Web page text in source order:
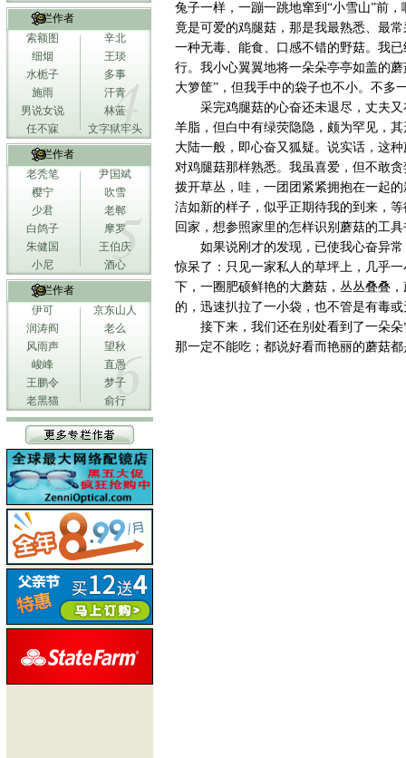
专栏作者
索额图
辛北
细烟
王琰
水栀子
多事
施雨
汗青
男说女说
林蓝
任不寐
文字狱牢头
专栏作者
老秃笔
尹国斌
樱宁
吹雪
少君
老郸
白鸽子
摩罗
朱健国
王伯庆
小尼
酒心
专栏作者
伊可
京东山人
润涛阎
老么
风雨声
望秋
峻峰
直愚
王鹏令
梦子
老黑猫
俞行
兔子一样，一蹦一跳地窜到“小雪山”前
竟是可爱的鸡腿菇，那是我最熟悉、最
一种无毒、能食、口感不错的野菇。我
行。我小心翼翼地将一朵朵亭亭如盖的
大箩筐”，但我手中的袋子也不小。不多
采完鸡腿菇的心奋还未退尽，丈夫
羊脂，但白中有绿荧隐隐，颇为罕见，
大陆一般，即心奋又狐疑。说实话，这
对鸡腿菇那样熟悉。我虽喜爱，但不敢
拨开草丛，哇，一团团紧紧拥抱在一起
洁如新的样子，似乎正期待我的到来，
回家，想参照家里的怎样识别蘑菇的工
如果说刚才的发现，已使我心奋异
惊呆了：只见一家私人的草坪上，几乎
下，一圈肥硕鲜艳的大蘑菇，丛丛叠叠
的，迅速扒拉了一小袋，也不管是有毒
接下来，我们还在别处看到了一朵
那一定不能吃；都说好看而艳丽的蘑菇